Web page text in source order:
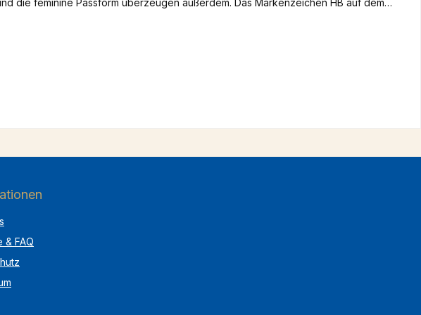
die feminine Passform überzeugen außerdem. Das Markenzeichen HB auf dem
& FAQ